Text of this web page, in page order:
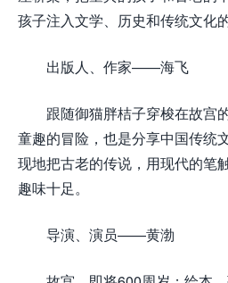
孩子注入文学、历史和传统文化的
出版人、作家——海飞
跟随御猫胖桔子穿梭在故宫
童趣的冒险，也是分享中国传统
现地把古老的传说，用现代的笔
趣味十足。
导演、演员——黄渤